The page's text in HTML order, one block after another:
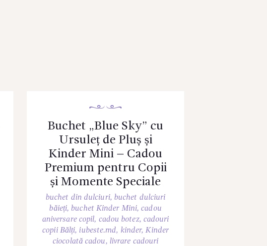
Buchet „Blue Sky” cu
Ursuleț de Pluș și
Kinder Mini – Cadou
Premium pentru Copii
și Momente Speciale
buchet din dulciuri, buchet dulciuri
băieți, buchet Kinder Mini,cadou
aniversare copil, cadou botez, cadouri
copii Bălți, iubeste.md, kinder,Kinder
ciocolată cadou, livrare cadouri